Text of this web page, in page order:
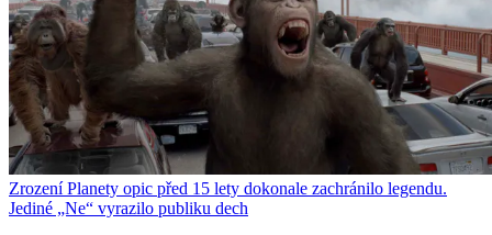
Zrození Planety opic před 15 lety dokonale zachránilo legendu.
Jediné „Ne“ vyrazilo publiku dech